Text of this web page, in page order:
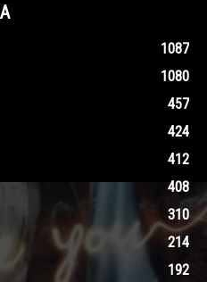
1087
1080
457
424
412
408
310
214
192